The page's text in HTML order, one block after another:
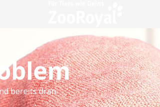
bereits dran.